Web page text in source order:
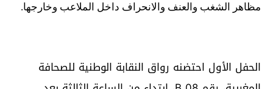
مظاهر الشغب والعنف والانحراف داخل الملاعب وخارجها.
الحفل الأول احتضنه رواق النقابة الوطنية للصحافة